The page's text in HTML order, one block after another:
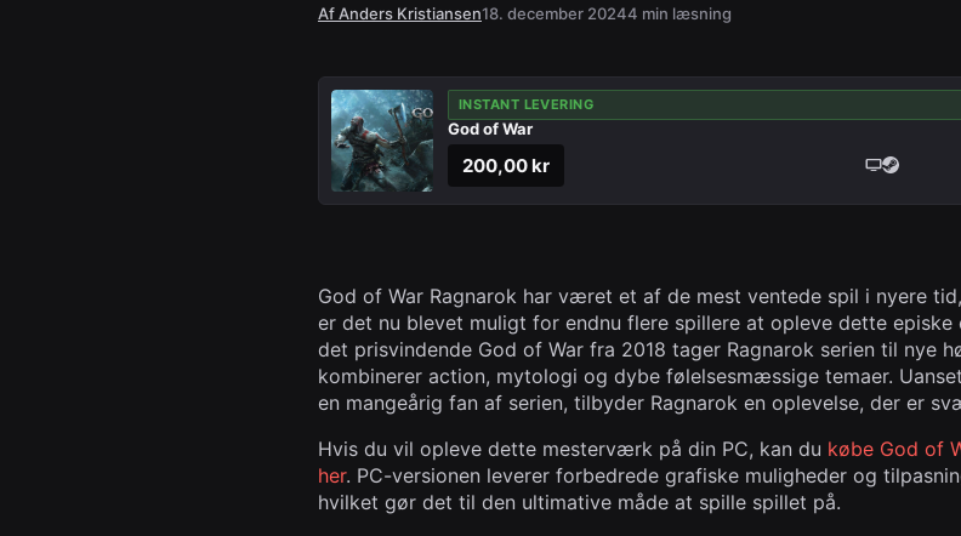
AfAnders Kristiansen18. december 20244 min læsning
INSTANT LEVERING
God of War
200,00 kr
God of War Ragnarok har været et af de mest ventede spil i nyere
er det nu blevet muligt for endnu flere spillere at opleve dette
det prisvindende God of War fra 2018 tager Ragnarok serien til nye
kombinerer action, mytologi og dybe følelsesmæssige temaer.
en mangeårig fan af serien, tilbyder Ragnarok en oplevelse, der er
Hvis du vil opleve dette mesterværk på din PC, kan du købe God of
her. PC-versionen leverer forbedrede grafiske muligheder og
hvilket gør det til den ultimative måde at spille spillet på.